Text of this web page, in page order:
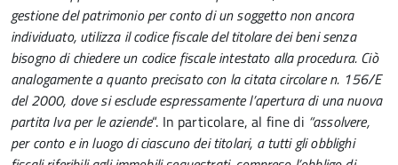
gestione del patrimonio per conto di un soggetto non ancora
individuato, utilizza il codice fiscale del titolare dei beni senza
bisogno di chiedere un codice fiscale intestato alla procedura. Ciò
analogamente a quanto precisato con la citata circolare n. 156/E
del 2000, dove si esclude espressamente l’apertura di una nuova
partita Iva per le aziende“. In particolare, al fine di “assolvere,
per conto e in luogo di ciascuno dei titolari, a tutti gli obblighi